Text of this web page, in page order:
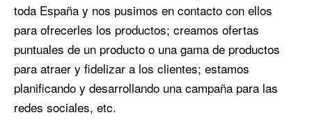
toda España y nos pusimos en contacto con ellos
para ofrecerles los productos; creamos ofertas
puntuales de un producto o una gama de productos
para atraer y fidelizar a los clientes; estamos
planificando y desarrollando una campaña para las
redes sociales, etc.